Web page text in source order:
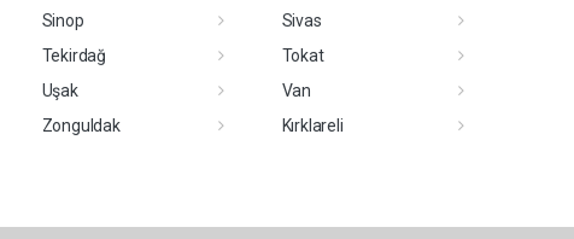
Sinop
Sivas
Tekirdağ
Tokat
Uşak
Van
Zonguldak
Kırklareli